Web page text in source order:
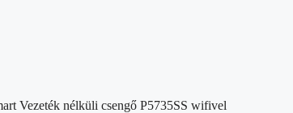
Vezeték nélküli csengő P5735SS wifivel